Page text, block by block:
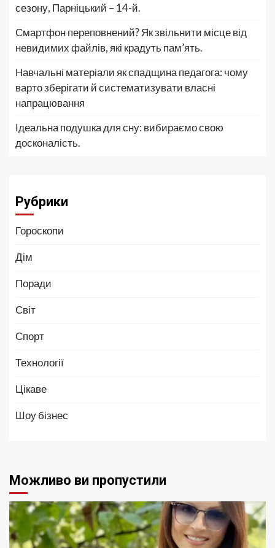
сезону, Парніцький – 14-й.
Смартфон переповнений? Як звільнити місце від
невидимих файлів, які крадуть пам’ять.
Навчальні матеріали як спадщина педагога: чому
варто зберігати й систематизувати власні
напрацювання
Ідеальна подушка для сну: вибираємо свою
досконалість.
Рубрики
Гороскопи
Дім
Поради
Світ
Спорт
Технології
Цікаве
Шоу бізнес
Можливо ви пропустили